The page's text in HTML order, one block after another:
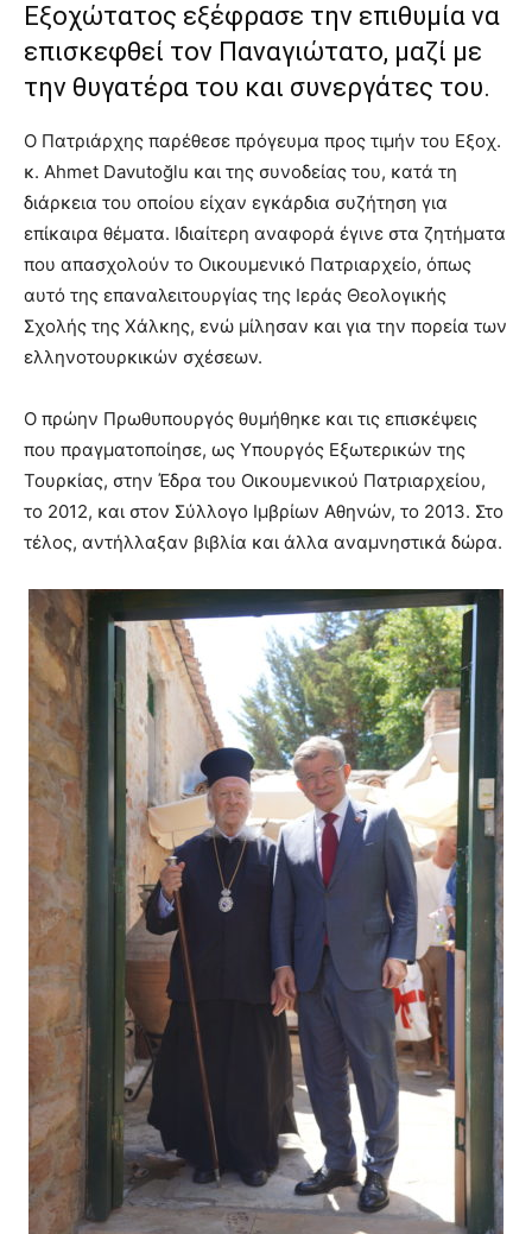
Εξοχώτατος εξέφρασε την επιθυμία να
επισκεφθεί τον Παναγιώτατο, μαζί με
την θυγατέρα του και συνεργάτες του.
Ο Πατριάρχης παρέθεσε πρόγευμα προς τιμήν του Εξοχ.
κ. Ahmet Davutoğlu και της συνοδείας του, κατά τη
διάρκεια του οποίου είχαν εγκάρδια συζήτηση για
επίκαιρα θέματα. Ιδιαίτερη αναφορά έγινε στα ζητήματα
που απασχολούν το Οικουμενικό Πατριαρχείο, όπως
αυτό της επαναλειτουργίας της Ιεράς Θεολογικής
Σχολής της Χάλκης, ενώ μίλησαν και για την πορεία των
ελληνοτουρκικών σχέσεων.
Ο πρώην Πρωθυπουργός θυμήθηκε και τις επισκέψεις
που πραγματοποίησε, ως Υπουργός Εξωτερικών της
Τουρκίας, στην Έδρα του Οικουμενικού Πατριαρχείου,
το 2012, και στον Σύλλογο Ιμβρίων Αθηνών, το 2013. Στο
τέλος, αντήλλαξαν βιβλία και άλλα αναμνηστικά δώρα.